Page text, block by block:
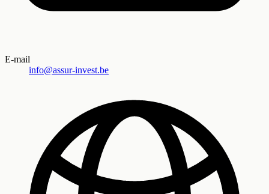
E-mail
info@assur-invest.be